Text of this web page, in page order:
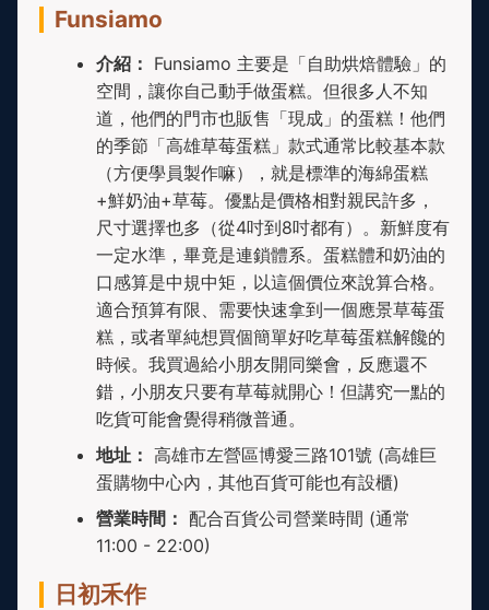
Funsiamo
介紹： Funsiamo 主要是「自助烘焙體驗」的
空間，讓你自己動手做蛋糕。但很多人不知
道，他們的門市也販售「現成」的蛋糕！他們
的季節「高雄草莓蛋糕」款式通常比較基本款
（方便學員製作嘛），就是標準的海綿蛋糕
+鮮奶油+草莓。優點是價格相對親民許多，
尺寸選擇也多（從4吋到8吋都有）。新鮮度有
一定水準，畢竟是連鎖體系。蛋糕體和奶油的
口感算是中規中矩，以這個價位來說算合格。
適合預算有限、需要快速拿到一個應景草莓蛋
糕，或者單純想買個簡單好吃草莓蛋糕解饞的
時候。我買過給小朋友開同樂會，反應還不
錯，小朋友只要有草莓就開心！但講究一點的
吃貨可能會覺得稍微普通。
地址： 高雄市左營區博愛三路101號 (高雄巨
蛋購物中心內，其他百貨可能也有設櫃)
營業時間： 配合百貨公司營業時間 (通常
11:00 - 22:00)
日初禾作